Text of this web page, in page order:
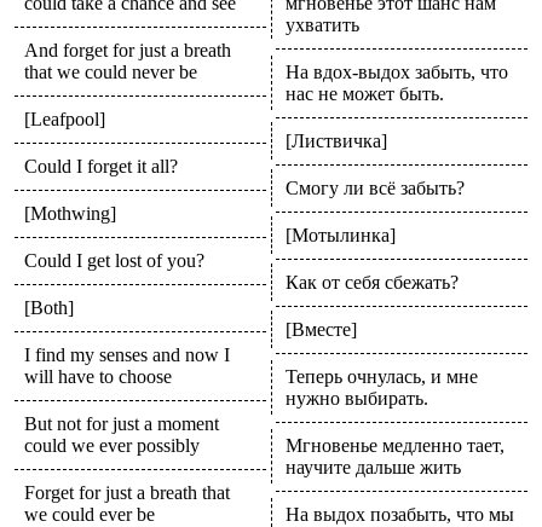
And forget for just a breath
that we could never be
[Leafpool]
Could I forget it all?
[Mothwing]
Could I get lost of you?
[Both]
I find my senses and now I
will have to choose
But not for just a moment
could we ever possibly
Forget for just a breath that
we could ever be
ухватить
На вдох-выдох забыть, что
нас не может быть.
[Листвичка]
Смогу ли всё забыть?
[Мотылинка]
Как от себя сбежать?
[Вместе]
Теперь очнулась, и мне
нужно выбирать.
Мгновенье медленно тает,
научите дальше жить
На выдох позабыть, что мы